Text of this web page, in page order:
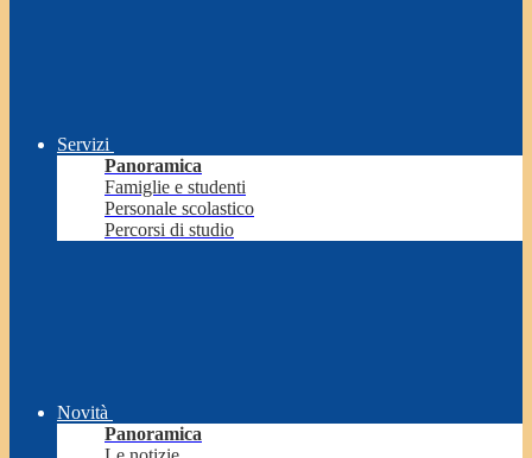
Servizi
Panoramica
Famiglie e studenti
Personale scolastico
Percorsi di studio
Novità
Panoramica